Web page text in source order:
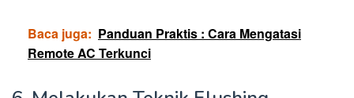
Baca juga: Panduan Praktis : Cara Mengatasi
Remote AC Terkunci